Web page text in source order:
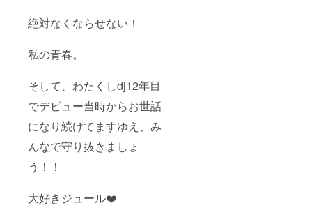
絶対なくならせない！
私の青春。
そして、わたくしdj12年目
でデビュー当時からお世話
になり続けてますゆえ、み
んなで守り抜きましょ
う！！
大好きジュール❤️